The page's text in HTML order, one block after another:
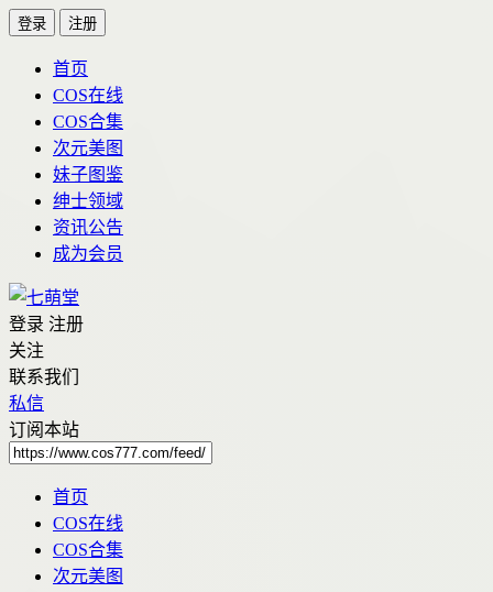
登录 注册
首页
COS在线
COS合集
次元美图
妹子图鉴
绅士领域
资讯公告
成为会员
登录 注册
关注
联系我们
私信
订阅本站
首页
COS在线
COS合集
次元美图